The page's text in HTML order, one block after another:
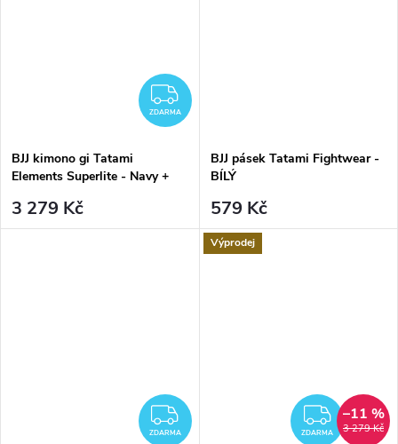
ZDARMA
ZDARMA
BJJ kimono gi Tatami
Elements Superlite - Navy +
3 279 Kč
BJJ pásek Tatami Fightwear -
BÍLÝ
579 Kč
ZDARMA
ZDARMA
Výprodej
ZDARMA 3 279 Kč
–11 %